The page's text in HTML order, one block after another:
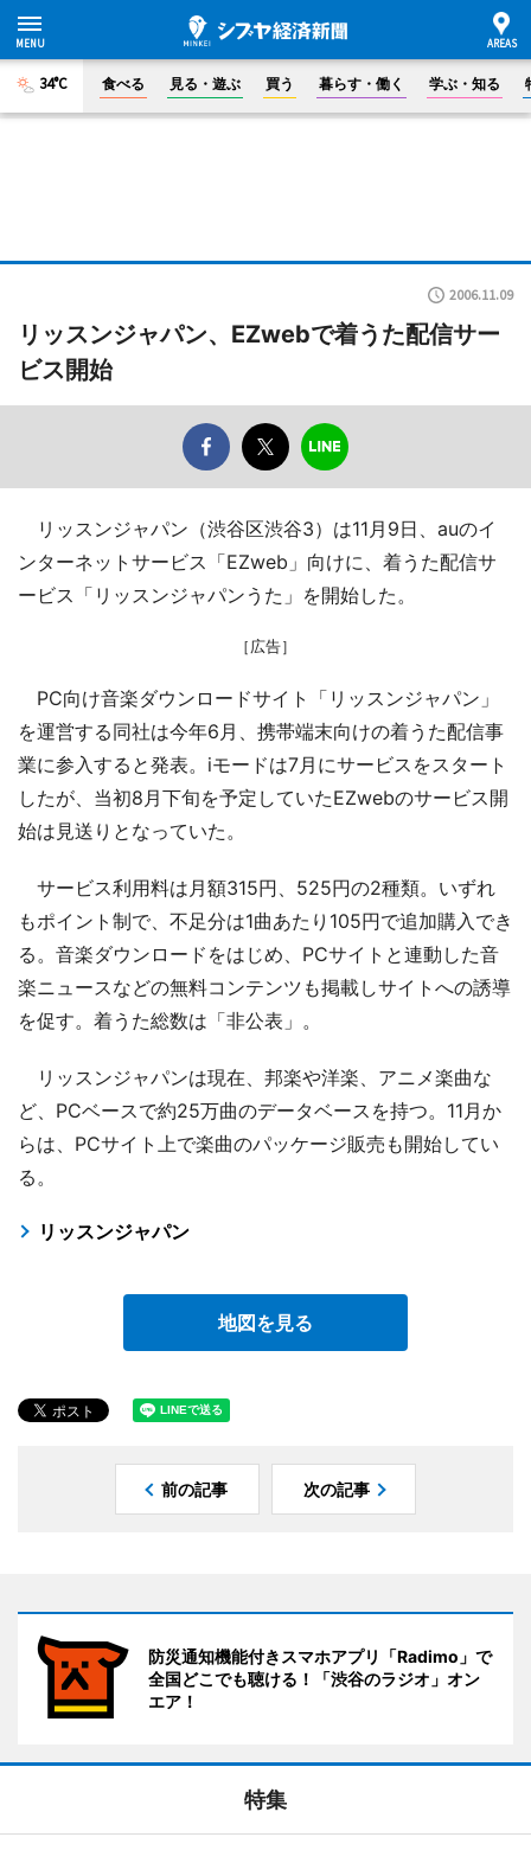
34°C 食べる 見る・遊ぶ 買う 暮らす・働く 学ぶ・知る
2006.11.09
リッスンジャパン、EZwebで着うた配信サー
ビス開始
リッスンジャパン（渋谷区渋谷3）は11月9日、auのイ
ンターネットサービス「EZweb」向けに、着うた配信サ
ービス「リッスンジャパンうた」を開始した。
［広告］
PC向け音楽ダウンロードサイト「リッスンジャパン」
を運営する同社は今年6月、携帯端末向けの着うた配信事
業に参入すると発表。iモードは7月にサービスをスタート
したが、当初8月下旬を予定していたEZwebのサービス開
始は見送りとなっていた。
サービス利用料は月額315円、525円の2種類。いずれ
もポイント制で、不足分は1曲あたり105円で追加購入でき
る。音楽ダウンロードをはじめ、PCサイトと連動した音
楽ニュースなどの無料コンテンツも掲載しサイトへの誘導
を促す。着うた総数は「非公表」。
リッスンジャパンは現在、邦楽や洋楽、アニメ楽曲な
ど、PCベースで約25万曲のデータベースを持つ。11月か
らは、PCサイト上で楽曲のパッケージ販売も開始してい
る。
リッスンジャパン
地図を見る
前の記事 次の記事
防災通知機能付きスマホアプリ「Radimo」で
全国どこでも聴ける！「渋谷のラジオ」オン
エア！
特集